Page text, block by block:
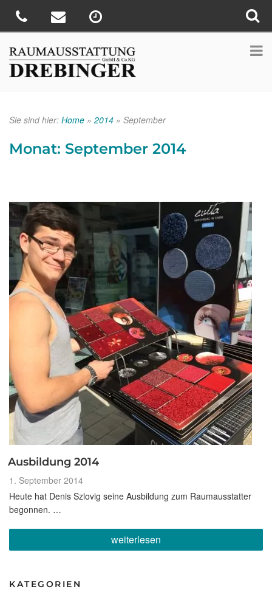
Sie sind hier: Home » 2014 » September
Monat: September 2014
Ausbildung 2014
Veröffentlicht
am
1. September 2014
Heute hat Denis Szlovig seine Ausbildung zum Raumausstatter
begonnen. …
„Ausbildung
2014“
weiterlesen
KATEGORIEN